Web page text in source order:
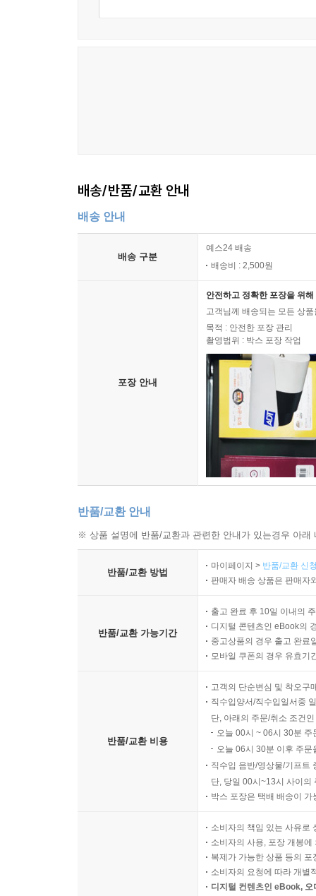
배송/반품/교환 안내
배송 안내
배송 구분
예스24 배송
배송비 : 2,500원
포장 안내
안전하고 정확한 포장을 위
고객님께 배송되는 모든 상
목적 : 안전한 포장 관리
촬영범위 : 박스 포장 작업
반품/교환 안내
※ 상품 설명에 반품/교환과 관련한 안내가 있는경우 아
반품/교환 방법
마이페이지 > 반품/교환 신
판매자 배송 상품은 판매자
반품/교환 가능기간
출고 완료 후 10일 이내의
디지털 콘텐츠인 eBook의
중고상품의 경우 출고 완료
모바일 쿠폰의 경우 유효기
반품/교환 비용
고객의 단순변심 및 착오구
직수입양서/직수입일서중
단, 아래의 주문/취소 조건
오늘 00시 ~ 06시 30분
오늘 06시 30분 이후 주
직수입 음반/영상물/기프트
단, 당일 00시~13시 사이의
박스 포장은 택배 배송이
소비자의 책임 있는 사유로
소비자의 사용, 포장 개봉
복제가 가능한 상품 등의
소비자의 요청에 따라 개별
디지털 컨텐츠인 eBook,